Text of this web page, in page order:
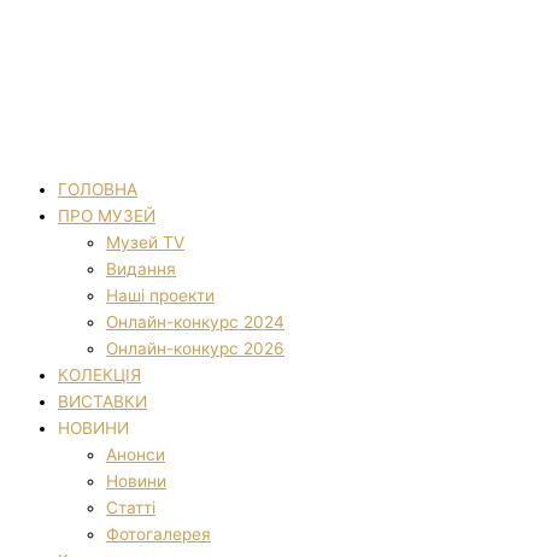
ГОЛОВНА
ПРО МУЗЕЙ
Музей TV
Видання
Наші проекти
Онлайн-конкурс 2024
Онлайн-конкурс 2026
КОЛЕКЦІЯ
ВИСТАВКИ
НОВИНИ
Анонси
Новини
Статті
Фотогалерея